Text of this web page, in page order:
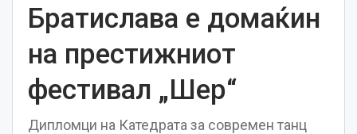
Братислава е домаќин
на престижниот
фестивал „Шер“
Дипломци на Катедрата за современ танц